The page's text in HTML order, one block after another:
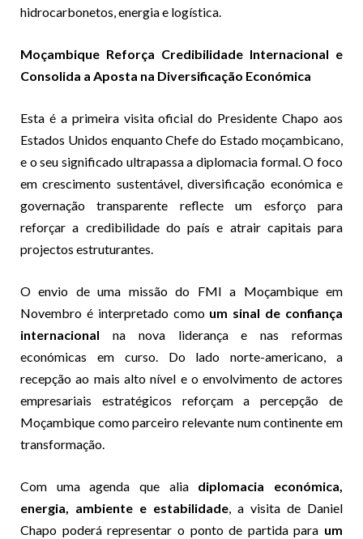
hidrocarbonetos, energia e logística.
Moçambique Reforça Credibilidade Internacional e
Consolida a Aposta na Diversificação Económica
Esta é a primeira visita oficial do Presidente Chapo aos
Estados Unidos enquanto Chefe do Estado moçambicano,
e o seu significado ultrapassa a diplomacia formal. O foco
em crescimento sustentável, diversificação económica e
governação transparente reflecte um esforço para
reforçar a credibilidade do país e atrair capitais para
projectos estruturantes.
O envio de uma missão do FMI a Moçambique em
Novembro é interpretado como um sinal de confiança
internacional na nova liderança e nas reformas
económicas em curso. Do lado norte-americano, a
recepção ao mais alto nível e o envolvimento de actores
empresariais estratégicos reforçam a percepção de
Moçambique como parceiro relevante num continente em
transformação.
Com uma agenda que alia diplomacia económica,
energia, ambiente e estabilidade , a visita de Daniel
Chapo poderá representar o ponto de partida para um